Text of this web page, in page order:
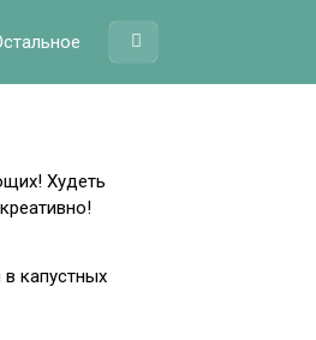
Худеть
капустных